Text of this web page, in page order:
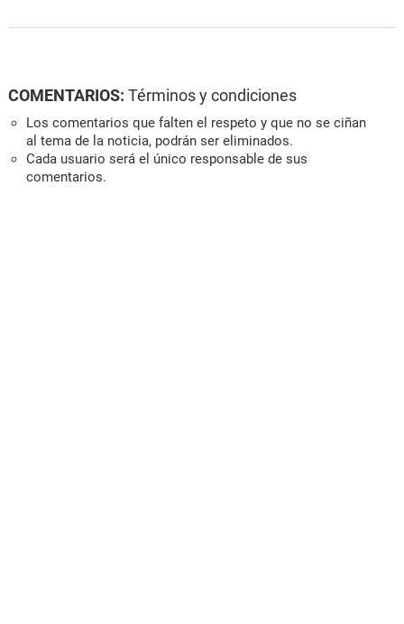
COMENTARIOS: Términos y condiciones
Los comentarios que falten el respeto y que no se ciñan
al tema de la noticia, podrán ser eliminados.
Cada usuario será el único responsable de sus
comentarios.